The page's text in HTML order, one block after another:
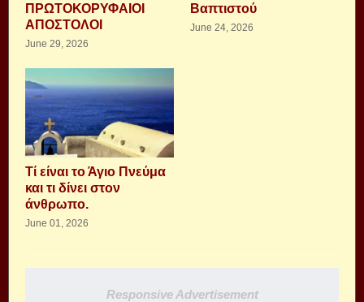
ΠΡΩΤΟΚΟΡΥΦΑΙΟΙ
ΑΠΟΣΤΟΛΟΙ
June 29, 2026
Βαπτιστού
June 24, 2026
Τί είναι το Άγιο Πνεύμα
και τι δίνει στον
άνθρωπο.
June 01, 2026
Responsive Advertisement